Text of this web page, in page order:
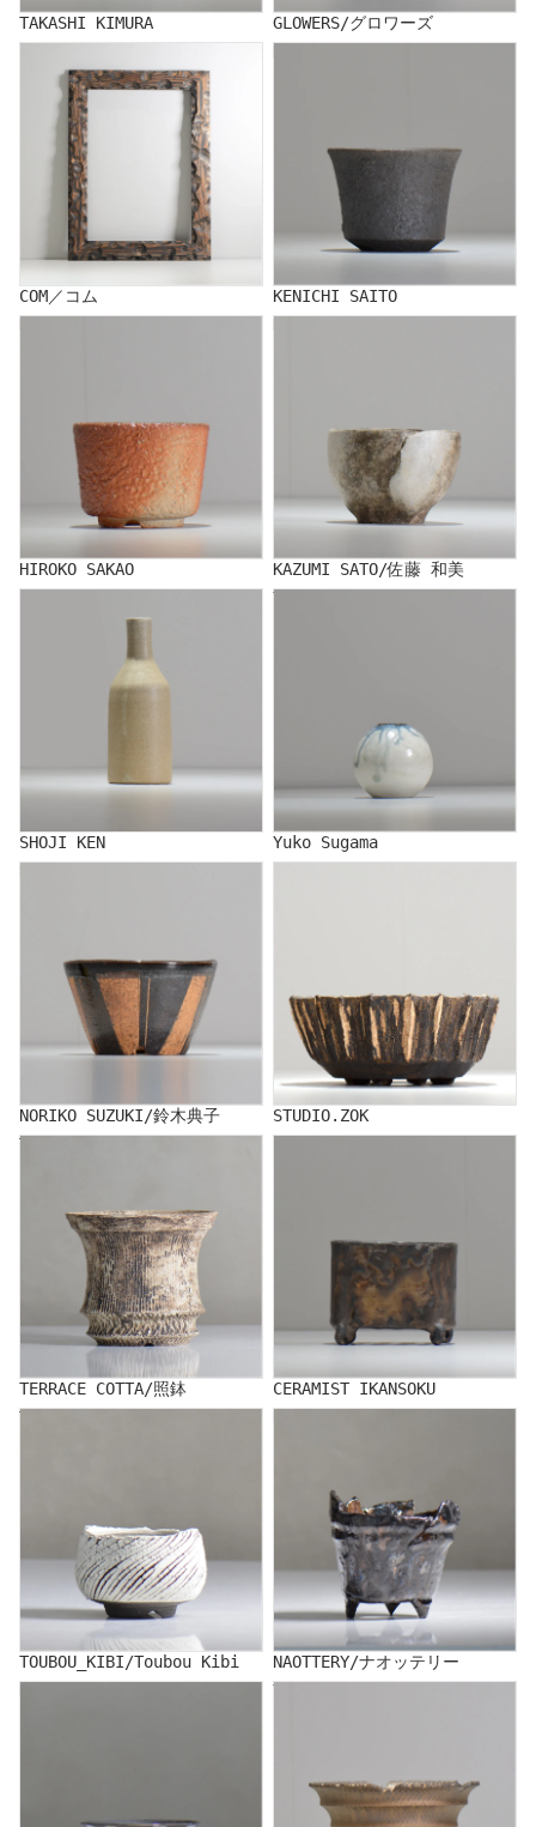
TAKASHI KIMURA
GLOWERS/グロワーズ
COM／コム
KENICHI SAITO
HIROKO SAKAO
KAZUMI SATO/佐藤 和美
SHOJI KEN
Yuko Sugama
Yuko Sugama
NORIKO SUZUKI/鈴木典子
STUDIO.ZOK
TERRACE COTTA/照鉢
TERRACE COTTA/照鉢
CERAMIST IKANSOKU
TOUBOU_KIBI/Toubou Kibi
TOUBOU_KIBI/Toubou Kibi
NAOTTERY/ナオッテリー
YUKIHITO NAKATA